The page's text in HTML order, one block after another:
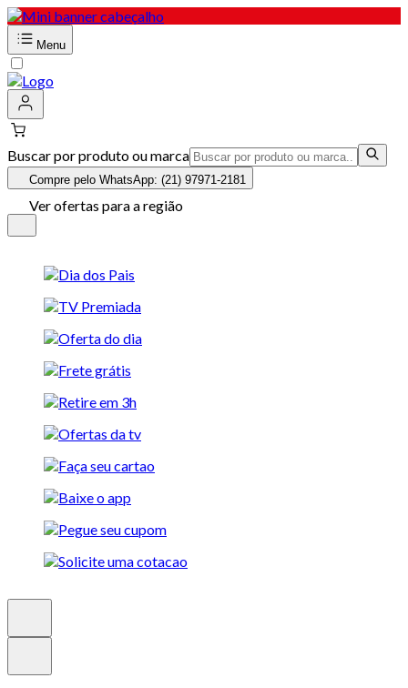
Menu
Buscar por produto ou marca
Compre pelo WhatsApp: (21) 97971-2181
Ver ofertas para a região